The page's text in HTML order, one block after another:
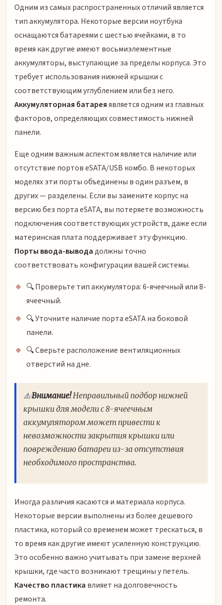
Одним из самых распространенных отличий является
тип аккумулятора. Некоторые версии ноутбука
оснащаются батареями с шестью ячейками, в то
время как другие имеют восьмиэлементные
аккумуляторы, выступающие за пределы корпуса. Это
требует использования нижней крышки с
соответствующим углублением или без него.
Аккумуляторная батареяявляется одним из главных
факторов, определяющих совместимость нижней
панели.
Еще одним важным аспектом является наличие или
отсутствие портов eSATA/USB комбо. В некоторых
моделях эти порты объединены в один разъем, в
других — разделены. Если вы замените корпус на
версию без порта eSATA, вы потеряете возможность
подключения соответствующих устройств, даже если
материнская плата поддерживает эту функцию.
Порты ввода-выводадолжны точно
соответствовать конфигурации вашей системы.
🔍 Проверьте тип аккумулятора: 6-ячеечный или 8-
ячеечный.
🔍 Уточните наличие порта eSATA на боковой
панели.
🔍 Сверьте расположение вентиляционных
отверстий на дне.
⚠️Внимание!Неправильный подбор нижней
крышки для модели с 8-ячеечным
аккумулятором может привести к
невозможности закрытия крышки или
повреждению батареи из-за отсутствия
необходимого пространства.
Иногда различия касаются и материала корпуса.
Некоторые версии выполнены из более дешевого
пластика, который со временем может трескаться, в
то время как другие имеют усиленную конструкцию.
Это особенно важно учитывать при замене верхней
крышки, где часто возникают трещины у петель.
Качество пластика влияет на долговечность
ремонта.